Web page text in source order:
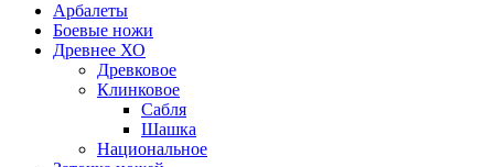
Арбалеты
Боевые ножи
Древнее ХО
Древковое
Клинковое
Сабля
Шашка
Национальное